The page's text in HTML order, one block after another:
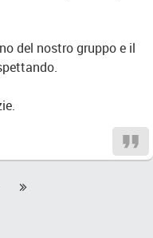
del nostro gruppo e il